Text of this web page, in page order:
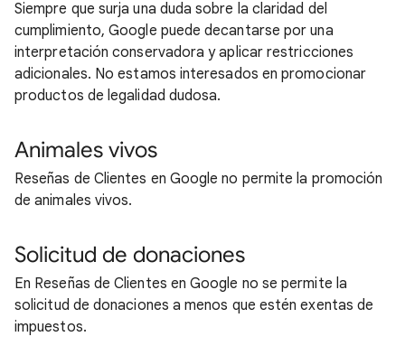
Siempre que surja una duda sobre la claridad del
cumplimiento, Google puede decantarse por una
interpretación conservadora y aplicar restricciones
adicionales. No estamos interesados en promocionar
productos de legalidad dudosa.
Animales vivos
Reseñas de Clientes en Google no permite la promoción
de animales vivos.
Solicitud de donaciones
En Reseñas de Clientes en Google no se permite la
solicitud de donaciones a menos que estén exentas de
impuestos.